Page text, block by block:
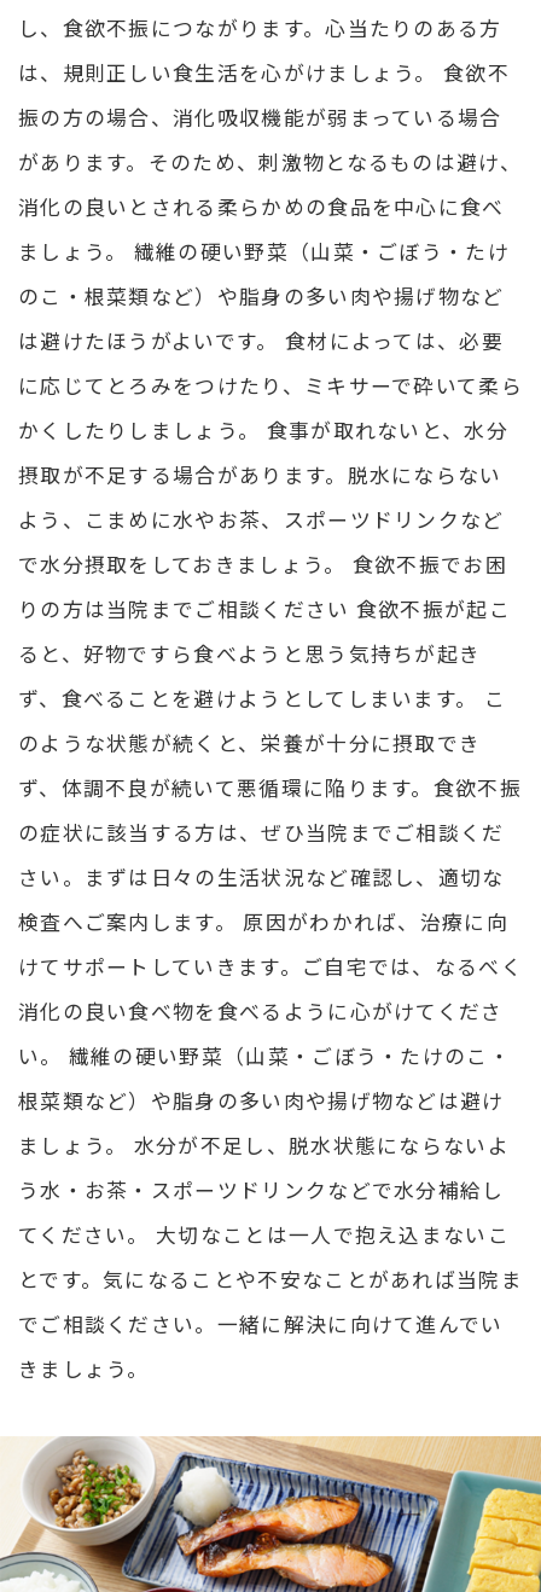
し、食欲不振につながります。心当たりのある方
は、規則正しい食生活を心がけましょう。 食欲不
振の方の場合、消化吸収機能が弱まっている場合
があります。そのため、刺激物となるものは避け、
消化の良いとされる柔らかめの食品を中心に食べ
ましょう。 繊維の硬い野菜（山菜・ごぼう・たけ
のこ・根菜類など）や脂身の多い肉や揚げ物など
は避けたほうがよいです。 食材によっては、必要
に応じてとろみをつけたり、ミキサーで砕いて柔ら
かくしたりしましょう。 食事が取れないと、水分
摂取が不足する場合があります。脱水にならない
よう、こまめに水やお茶、スポーツドリンクなど
で水分摂取をしておきましょう。 食欲不振でお困
りの方は当院までご相談ください 食欲不振が起こ
ると、好物ですら食べようと思う気持ちが起き
ず、食べることを避けようとしてしまいます。 こ
のような状態が続くと、栄養が十分に摂取でき
ず、体調不良が続いて悪循環に陥ります。食欲不振
の症状に該当する方は、ぜひ当院までご相談くだ
さい。まずは日々の生活状況など確認し、適切な
検査へご案内します。 原因がわかれば、治療に向
けてサポートしていきます。ご自宅では、なるべく
消化の良い食べ物を食べるように心がけてくださ
い。 繊維の硬い野菜（山菜・ごぼう・たけのこ・
根菜類など）や脂身の多い肉や揚げ物などは避け
ましょう。 水分が不足し、脱水状態にならないよ
う水・お茶・スポーツドリンクなどで水分補給し
てください。 大切なことは一人で抱え込まないこ
とです。気になることや不安なことがあれば当院ま
でご相談ください。一緒に解決に向けて進んでい
きましょう。